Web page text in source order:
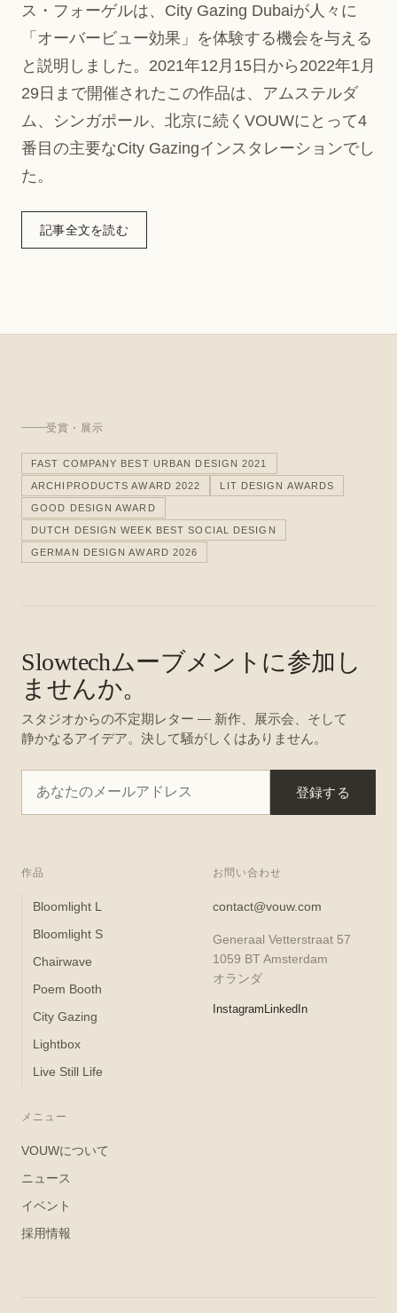
ス・フォーゲルは、City Gazing Dubaiが人々に
「オーバービュー効果」を体験する機会を与える
と説明しました。2021年12月15日から2022年1月
29日まで開催されたこの作品は、アムステルダ
ム、シンガポール、北京に続くVOUWにとって4
番目の主要なCity Gazingインスタレーションでし
た。
記事全文を読む
受賞・展示
FAST COMPANY BEST URBAN DESIGN 2021
ARCHIPRODUCTS AWARD 2022 LIT DESIGN AWARDS
GOOD DESIGN AWARD
DUTCH DESIGN WEEK BEST SOCIAL DESIGN
GERMAN DESIGN AWARD 2026
Slowtechムーブメントに参加し
ませんか。
スタジオからの不定期レター — 新作、展示会、そして
静かなるアイデア。決して騒がしくはありません。
登録する
作品
Bloomlight L
Bloomlight S
Chairwave
Poem Booth
City Gazing
Lightbox
Live Still Life
メニュー
VOUWについて
ニュース
イベント
採用情報
お問い合わせ
contact@vouw.com
Generaal Vetterstraat 57
1059 BT Amsterdam
オランダ
InstagramLinkedIn